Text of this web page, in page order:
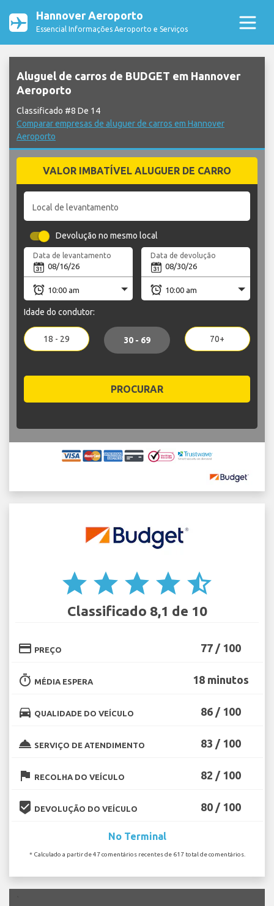
Hannover Aeroporto
Essencial Informações Aeroporto e Serviços
Aluguel de carros de BUDGET em Hannover
Aeroporto
Classificado #8 De 14
Comparar empresas de aluguer de carros em Hannover
Aeroporto
VALOR IMBATÍVEL ALUGUER DE CARRO
Local de levantamento
Devolução no mesmo local
Data de levantamento Data de devolução
Idade do condutor:
18 - 29 30 - 69 70+
PROCURAR
star star star star star_half
Classificado 8,1 de 10
credit_card PREÇO 77 / 100
timer MÉDIA ESPERA 18 minutos
directions_car QUALIDADE DO VEÍCULO 86 / 100
room_service SERVIÇO DE ATENDIMENTO 83 / 100
flag RECOLHA DO VEÍCULO 82 / 100
beenhere DEVOLUÇÃO DO VEÍCULO 80 / 100
No Terminal
* Calculado a partir de 47 comentários recentes de 617 total de comentários.